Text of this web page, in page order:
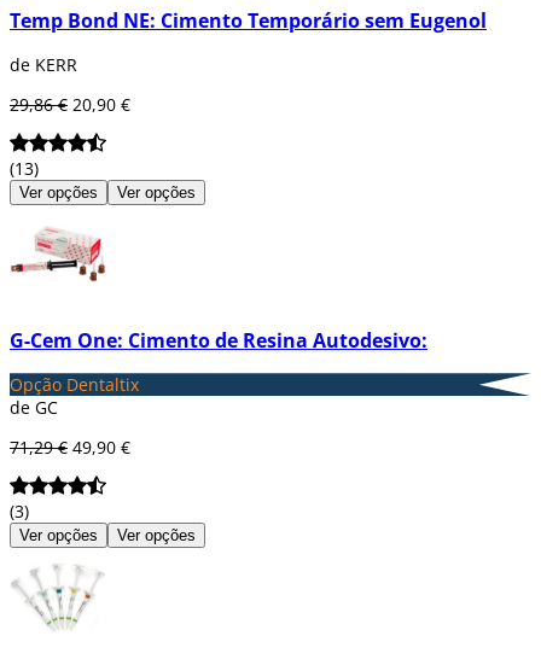
Temp Bond NE: Cimento Temporário sem Eugenol
de KERR
29,86 € 20,90 €
(13)
Ver opções Ver opções
G-Cem One: Cimento de Resina Autodesivo:
Opção Dentaltix
de GC
71,29 € 49,90 €
(3)
Ver opções Ver opções